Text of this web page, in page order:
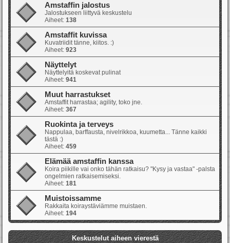
Amstaffin jalostus
Jalostukseen liittyvä keskustelu
Aiheet: 138
Amstaffit kuvissa
Kuvatriidit tänne, kiitos. :)
Aiheet: 923
Näyttelyt
Näyttelyitä koskevat pulinat
Aiheet: 941
Muut harrastukset
Amstaffit harrastaa; agility, toko jne.
Aiheet: 367
Ruokinta ja terveys
Nappulaa, barffausta, nivelrikkoa, kuumetta... Tänne kaikki
tästä :)
Aiheet: 459
Elämää amstaffin kanssa
Koira piikille vai onko tähän ratkaisu? "Kysy ja vastaa" -palsta
ongelmien ratkaisemiseksi.
Aiheet: 181
Muistoissamme
Rakkaita koiraystäviämme muistaen.
Aiheet: 194
Keskustelut aiheen vierestä